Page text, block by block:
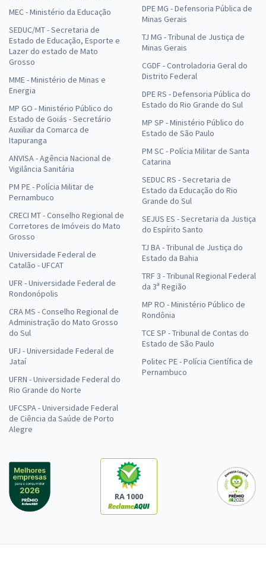
MEC - Ministério da Educação
SEDUC/MT - Secretaria de
Estado de Educação, Esporte e
Lazer do estado de Mato
Grosso
MME - Ministério de Minas e
Energia
MP GO - Ministério Público do
Estado de Goiás - Secretário
Auxiliar da Comarca de
Itapuranga
ANVISA - Agência Nacional de
Vigilância Sanitária
PM PE - Polícia Militar de
Pernambuco
CRECI MT - Conselho Regional de
Corretores de Imóveis do Mato
Grosso
Universidade Federal de
Catalão - UFCAT
UFR - Universidade Federal de
Rondonópolis
CRA MS - Conselho Regional de
Administração do Mato Grosso
do Sul
UFJ - Universidade Federal de
Jataí
UFRN - Universidade Federal do
Rio Grande do Norte
UFCSPA - Universidade Federal
de Ciência da Saúde de Porto
Alegre
DPE MG - Defensoria Pública de
Minas Gerais
TJ MG - Tribunal de Justiça de
Minas Gerais
CGDF - Controladoria Geral do
Distrito Federal
DPE RS - Defensoria Pública do
Estado do Rio Grande do Sul
MP SP - Ministério Público do
Estado de São Paulo
PM SC - Polícia Militar de Santa
Catarina
SEDUC RS - Secretaria de
Estado da Educação do Rio
Grande do Sul
SEJUS ES - Secretaria da Justiça
do Espírito Santo
TJ BA - Tribunal de Justiça do
Estado da Bahia
TRF 3 - Tribunal Regional Federal
da 3ª Região
MP RO - Ministério Público de
Rondônia
TCE SP - Tribunal de Contas do
Estado de São Paulo
Politec PE - Polícia Científica de
Pernambuco
RA 1000